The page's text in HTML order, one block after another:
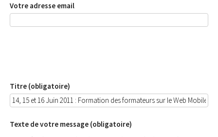
Votre adresse email
Titre (obligatoire)
Texte de votre message (obligatoire)